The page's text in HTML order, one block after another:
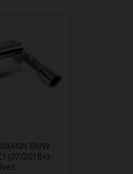
BMW
(07/2018+)-